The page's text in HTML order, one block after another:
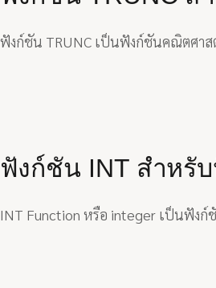
ฟังก์ชัน TRUNC เป็นฟังก์ชันคณิตศาส
ฟังก์ชัน INT สำหรั
INT Function หรือ integer เป็นฟัง